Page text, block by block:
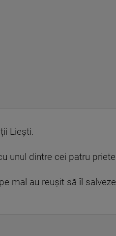
Liești.
unul dintre cei patru
mal au reușit să îl